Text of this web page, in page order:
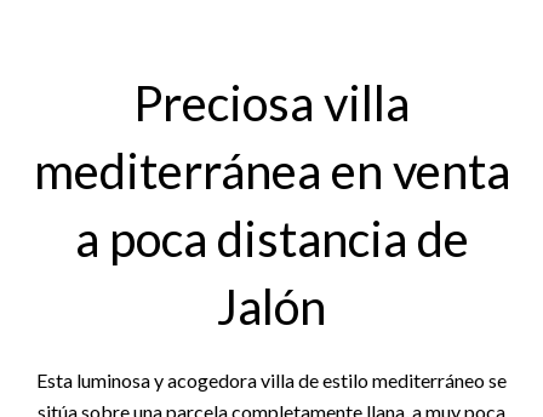
Preciosa villa
mediterránea en venta
a poca distancia de
Jalón
Esta luminosa y acogedora villa de estilo mediterráneo se
sitúa sobre una parcela completamente llana, a muy poca